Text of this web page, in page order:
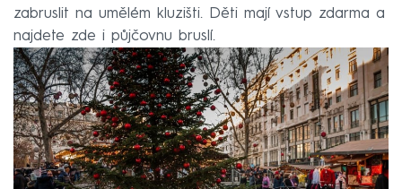
zabruslit na umělém kluzišti. Děti mají vstup zdarma a
najdete zde i půjčovnu bruslí.